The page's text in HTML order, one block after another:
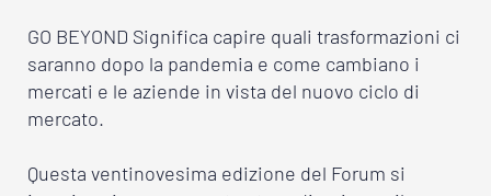
GO BEYOND Significa capire quali trasformazioni ci
saranno dopo la pandemia e come cambiano i
mercati e le aziende in vista del nuovo ciclo di
mercato.
Questa ventinovesima edizione del Forum si